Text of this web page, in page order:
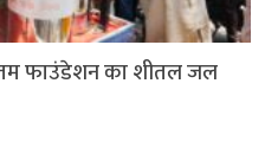
फाउंडेशन का शीतल जल